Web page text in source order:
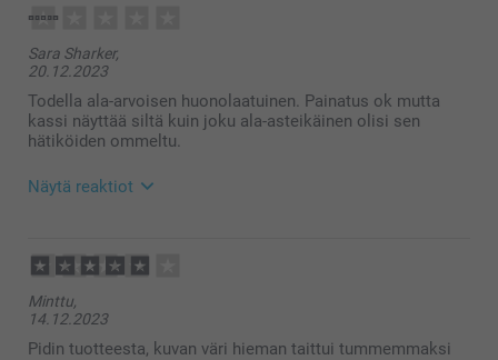
Suuret kiitokset ⭐⭐⭐⭐⭐tähdestä ja palautteesta, se
on meille erittäin tärkeää. Kiva että pidät kassista🥰
Juuri tätä kassia ei ole saatavilla muun värisenä.
Lämpimin kiitoksin,
Kirsi @smartphoto
Sara Sharker,
20.12.2023
Todella ala-arvoisen huonolaatuinen. Painatus ok mutta
kassi näyttää siltä kuin joku ala-asteikäinen olisi sen
hätiköiden ommeltu.
Näytä reaktiot
09:12
tyytyväinen saamaasi tuotteeseen. Mikäli haluat
tehdä reklamaation, ota yhteyttä asiakaspalveluun
Minttu,
14.12.2023
Pidin tuotteesta, kuvan väri hieman taittui tummemmaksi